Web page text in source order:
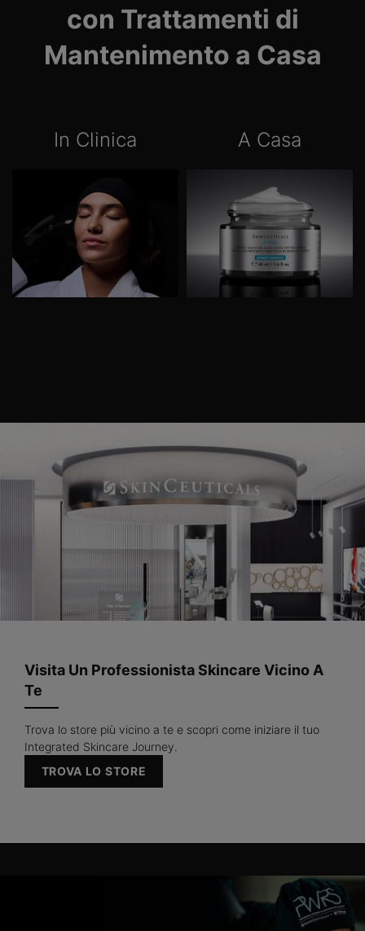
con Trattamenti di
Mantenimento a Casa
In Clinica A Casa
Visita Un Professionista Skincare Vicino A
Te
Trova lo store più vicino a te e scopri come iniziare il tuo
Integrated Skincare Journey.
TROVA LO STORE